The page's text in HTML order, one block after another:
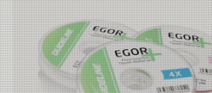
0.165 mm 2.5 kg